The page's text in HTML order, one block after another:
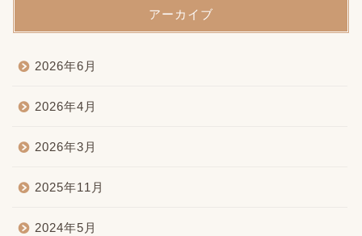
アーカイブ
2026年6月
2026年4月
2026年3月
2025年11月
2024年5月